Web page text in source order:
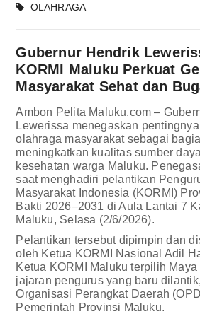
OLAHRAGA
Gubernur Hendrik
KORMI Maluku Perkuat
Masyarakat Sehat dan
Ambon Pelita Maluku.com –
Lewerissa menegaskan
olahraga masyarakat sebagai
meningkatkan kualitas sumber
kesehatan warga Maluku.
saat menghadiri pelantikan
Masyarakat Indonesia (KORMI)
Bakti 2026–2031 di Aula Lantai 7
Maluku, Selasa (2/6/2026).
Pelantikan tersebut dipimpin dan
oleh Ketua KORMI Nasional Adil
Ketua KORMI Maluku terpilih
jajaran pengurus yang baru
Organisasi Perangkat Daerah
Pemerintah Provinsi Maluku.